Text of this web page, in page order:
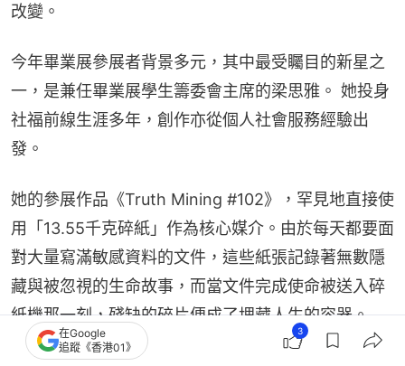
改變。
今年畢業展參展者背景多元，其中最受矚目的新星之
一，是兼任畢業展學生籌委會主席的梁思雅。 她投身
社福前線生涯多年，創作亦從個人社會服務經驗出
發。
她的參展作品《Truth Mining #102》，罕見地直接使
用「13.55千克碎紙」作為核心媒介。由於每天都要面
對大量寫滿敏感資料的文件，這些紙張記錄著無數隱
藏與被忽視的生命故事，而當文件完成使命被送入碎
紙機那一刻，殘缺的碎片便成了埋藏人生的容器。
在Google
追蹤《香港01》
3